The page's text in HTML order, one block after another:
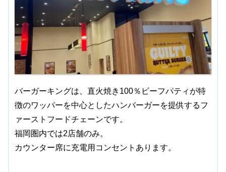
バーガーキングは、直火焼き100％ビーフパティが特
徴のワッパーを中心としたハンバーガーを提供するフ
ァーストフードチェーンです。
福岡圏内では2店舗のみ。
カウンター席に充電用コンセントあります。